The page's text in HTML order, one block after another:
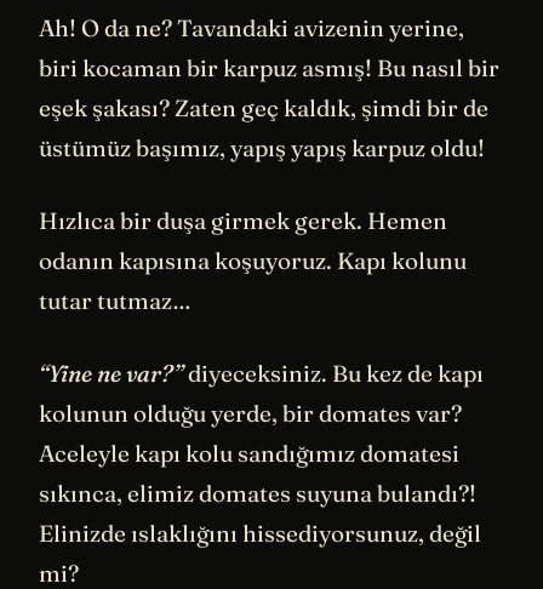
Ah! O da ne? Tavandaki avizenin yerine,
biri kocaman bir karpuz asmış! Bu nasıl bir
eşek şakası? Zaten geç kaldık, şimdi bir de
üstümüz başımız, yapış yapış karpuz oldu!
Hızlıca bir duşa girmek gerek. Hemen
odanın kapısına koşuyoruz. Kapı kolunu
tutar tutmaz…
“Yine ne var?”diyeceksiniz. Bu kez de kapı
kolunun olduğu yerde, bir domates var?
Aceleyle kapı kolu sandığımız domatesi
sıkınca, elimiz domates suyuna bulandı?!
Elinizde ıslaklığını hissediyorsunuz, değil
mi?